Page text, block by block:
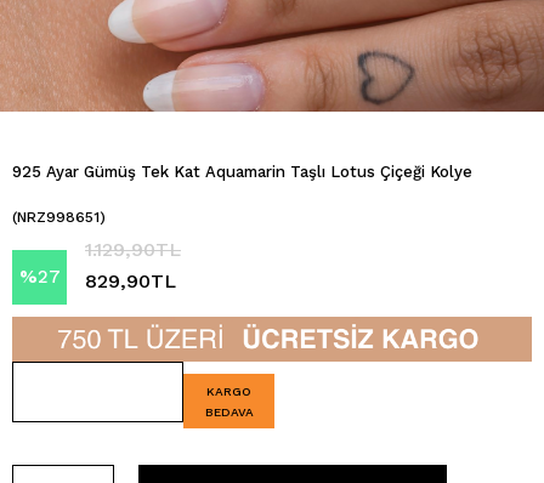
925 Ayar Gümüş Tek Kat Aquamarin Taşlı Lotus Çiçeği Kolye
(NRZ998651)
%27
İndirim
1.129,90TL
829,90TL
KARGO
BEDAVA